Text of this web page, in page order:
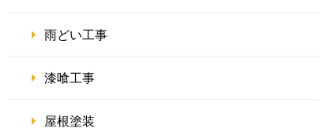
雨どい工事
漆喰工事
屋根塗装